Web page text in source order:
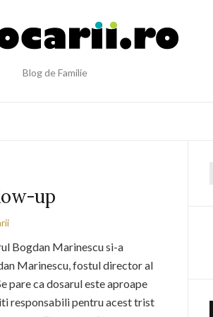
Blog de Familie
up
Bogdan Marinescu si-a
Marinescu, fostul director al
pare ca dosarul este aproape
responsabili pentru acest trist